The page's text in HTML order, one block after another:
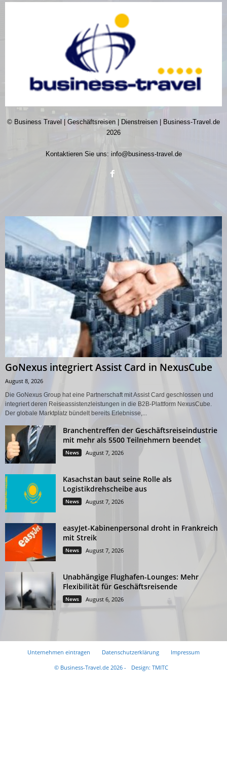
© Business Travel | Geschäftsreisen | Dienstreisen | Business-Travel.de
2026
Kontaktieren Sie uns: info@business-travel.de
GoNexus integriert Assist Card in NexusCube
August 8, 2026
Die GoNexus Group hat eine Partnerschaft mit Assist Card geschlossen und
integriert deren Reiseassistenzleistungen in die B2B-Plattform NexusCube.
Der globale Marktplatz bündelt bereits Erlebnisse,...
Branchentreffen der Geschäftsreiseindustrie
mit mehr als 5500 Teilnehmern beendet
News August 7, 2026
Kasachstan baut seine Rolle als
Logistikdrehscheibe aus
News August 7, 2026
easyJet-Kabinenpersonal droht in Frankreich
mit Streik
News August 7, 2026
Unabhängige Flughafen-Lounges: Mehr
Flexibilität für Geschäftsreisende
News August 6, 2026
Unternehmen eintragen Datenschutzerklärung
Impressum
© Business-Travel.de 2026 -
Design: TMITC